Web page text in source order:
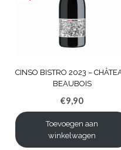
CINSO BISTRO 2023 –
BEAUBOIS
€9,90
Toevoegen aan
winkelwagen